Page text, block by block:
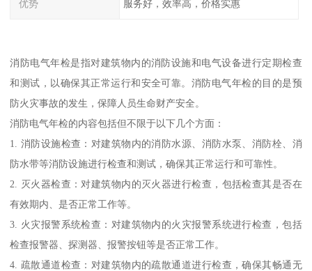
优势 服务好，效率高，价格实惠
消防电气年检是指对建筑物内的消防设施和电气设备进行定期检查
和测试，以确保其正常运行和安全可靠。消防电气年检的目的是预
防火灾事故的发生，保障人员生命财产安全。
消防电气年检的内容包括但不限于以下几个方面：
1. 消防设施检查：对建筑物内的消防水源、消防水泵、消防栓、消
防水带等消防设施进行检查和测试，确保其正常运行和可靠性。
2. 灭火器检查：对建筑物内的灭火器进行检查，包括检查其是否在
有效期内、是否正常工作等。
3. 火灾报警系统检查：对建筑物内的火灾报警系统进行检查，包括
检查报警器、探测器、报警按钮等是否正常工作。
4. 疏散通道检查：对建筑物内的疏散通道进行检查，确保其畅通无